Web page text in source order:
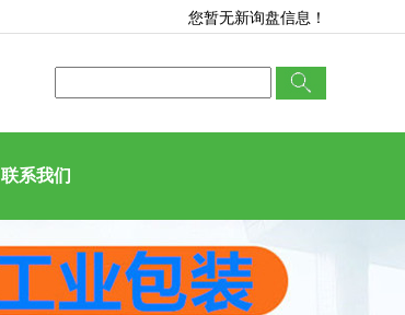
您暂无新询盘信息！
联系我们